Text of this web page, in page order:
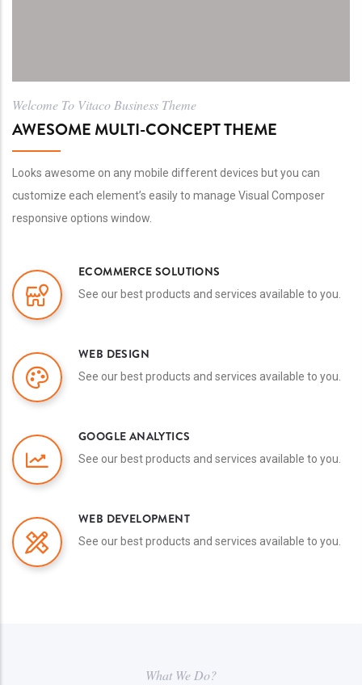
Welcome To Vitaco Business Theme
AWESOME MULTI-CONCEPT THEME
Looks awesome on any mobile different devices but you can
customize each element’s easily to manage Visual Composer
responsive options window.
ECOMMERCE SOLUTIONS
See our best products and services available to you.
WEB DESIGN
See our best products and services available to you.
GOOGLE ANALYTICS
See our best products and services available to you.
WEB DEVELOPMENT
See our best products and services available to you.
What We Do?